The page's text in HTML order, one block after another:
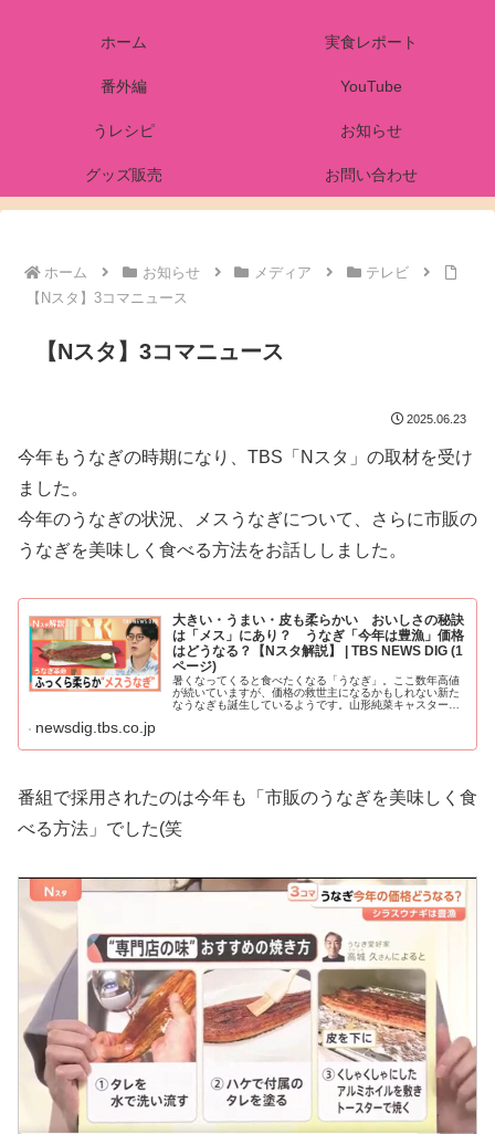
ホーム 実食レポート
番外編 YouTube
うレシピ お知らせ
グッズ販売 お問い合わせ
ホーム お知らせ メディア
テレビ
【Nスタ】3コマニュース
【Nスタ】3コマニュース
2025.06.23
今年もうなぎの時期になり、TBS「Nスタ」の取材を受け
ました。
今年のうなぎの状況、メスうなぎについて、さらに市販の
うなぎを美味しく食べる方法をお話ししました。
大きい・うまい・皮も柔らかい おいしさの秘訣
は「メス」にあり？ うなぎ「今年は豊漁」価格
はどうなる？【Nスタ解説】 | TBS NEWS DIG (1
ページ)
暑くなってくると食べたくなる「うなぎ」。ここ数年高値
が続いていますが、価格の救世主になるかもしれない新た
なうなぎも誕生しているようです。山形純菜キャスター：
newsdig.tbs.co.jp
番組で採用されたのは今年も「市販のうなぎを美味しく食
べる方法」でした(笑